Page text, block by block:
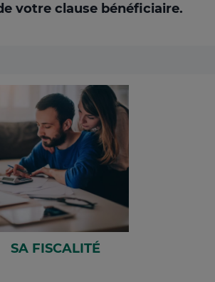
votre clause bénéficiaire.
SA FISCALITÉ